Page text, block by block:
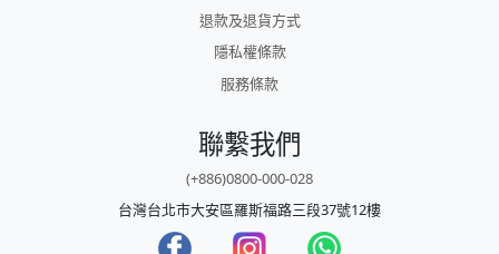
退款及退貨方式
隱私權條款
服務條款
聯繫我們
(+886)0800-000-028
台灣台北市大安區羅斯福路三段37號12樓